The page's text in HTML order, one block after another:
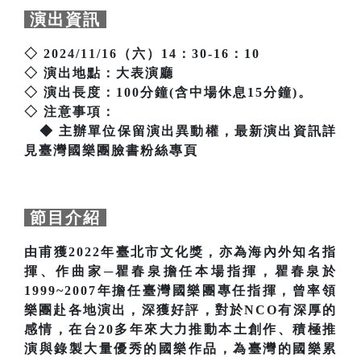
演出資訊
◇ 2024/11/16（六）14：30-16：10
◇ 演出地點：大表演廳
◇ 演出長度：100分鐘(含中場休息15分鐘)。
◇ 注意事項：
◆ 主辦單位保留演出異動權，最新演出資訊詳
見臺灣國樂團臉書粉絲專頁
節目介紹
由甫獲2022年臺北市文化獎，亦為海內外知名指
揮、作曲家─瞿春泉擔任本場指揮，瞿春泉於
1999~2007年擔任臺灣國樂團專任指揮，曾率領
樂團赴各地演出，深獲好評，對於NCO有深厚的
感情，在台20多年來大力推動本土創作、積極推
演與錄製大量優秀的國樂作品，為臺灣的國樂累